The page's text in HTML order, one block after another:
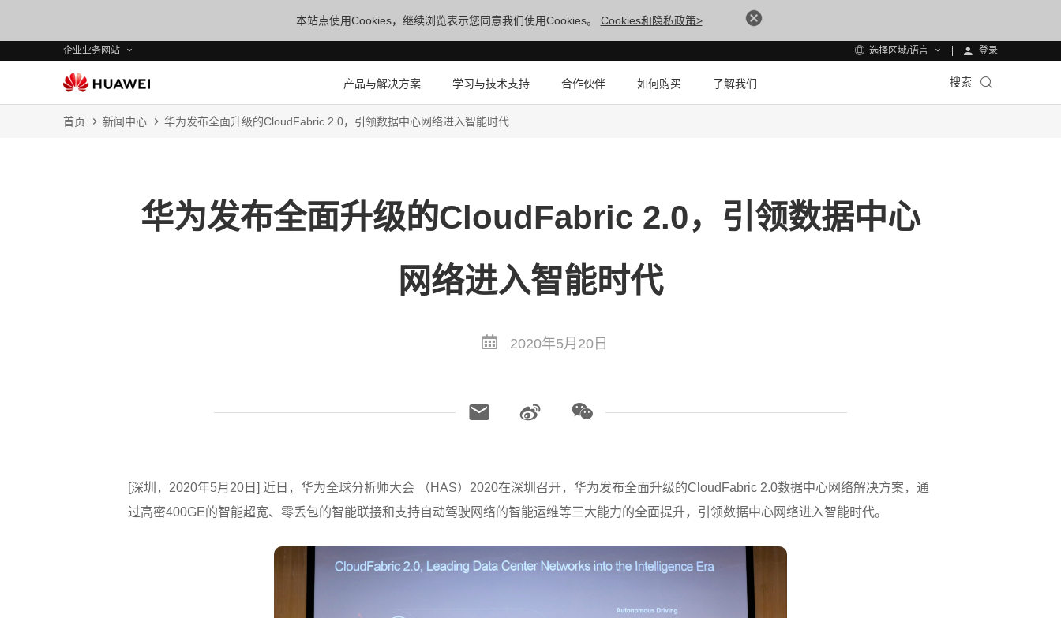
本站点使用Cookies，继续浏览表示您同意我们使用Cookies。 Cookies和隐私政策>
企业业务网站 选择区域/语言 登录
产品与解决方案 学习与技术支持 合作伙伴 如何购买 了解我们 搜索
首页 新闻中心 华为发布全面升级的CloudFabric 2.0，引领数据中心网络进入智能时代
华为发布全面升级的CloudFabric 2.0，引领数据中心
网络进入智能时代
2020年5月20日
[深圳，2020年5月20日] 近日，华为全球分析师大会 （HAS）2020在深圳召开，华为发布全面升级的CloudFabric 2.0数据中心网络解决方案，通
过高密400GE的智能超宽、零丢包的智能联接和支持自动驾驶网络的智能运维等三大能力的全面提升，引领数据中心网络进入智能时代。